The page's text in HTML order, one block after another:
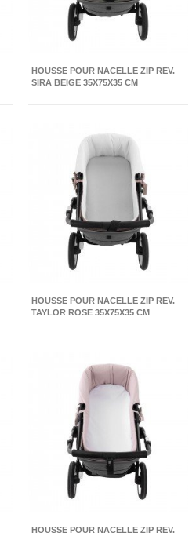
HOUSSE POUR NACELLE ZIP REV.
SIRA BEIGE 35X75X35 CM
HOUSSE POUR NACELLE ZIP REV.
TAYLOR ROSE 35X75X35 CM
HOUSSE POUR NACELLE ZIP REV.